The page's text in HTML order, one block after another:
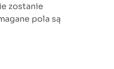
zostanie
pola są